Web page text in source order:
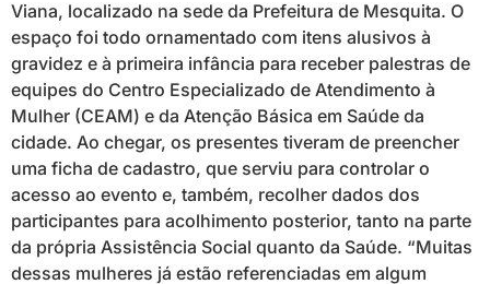
Viana, localizado na sede da Prefeitura de Mesquita. O
espaço foi todo ornamentado com itens alusivos à
gravidez e à primeira infância para receber palestras de
equipes do Centro Especializado de Atendimento à
Mulher (CEAM) e da Atenção Básica em Saúde da
cidade. Ao chegar, os presentes tiveram de preencher
uma ficha de cadastro, que serviu para controlar o
acesso ao evento e, também, recolher dados dos
participantes para acolhimento posterior, tanto na parte
da própria Assistência Social quanto da Saúde. “Muitas
dessas mulheres já estão referenciadas em algum